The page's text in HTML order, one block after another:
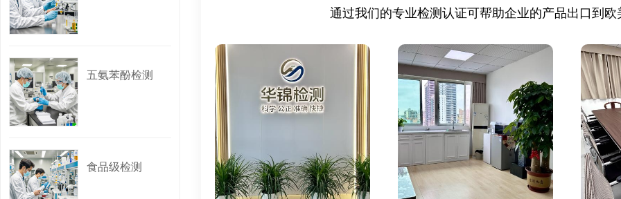
五氨苯酚检测
食品级检测
| EN71-5 | 非实验用化学玩具 | 限制化学玩具中有害物质的含
| EN71-8 | 家用活动玩具 | 测试秋千、滑梯等家用活动玩具
| EN71-9 | 有机化合物要求 | 限制玩具中邻苯二甲酸盐、甲醛
| EN71-12 | N-亚硝胺和N-亚硝基化合物 | 限制橡胶玩具
| EN71-13 | 嗅觉板游戏、味觉玩具 | 测试嗅觉和味觉玩
四、标准与法规
1. 欧盟法规：
- 玩具安全指令2009/48/EC：EN71系列标准是该指令的核心技术支撑。
通过我们的专业检测认证可帮助企业的产品出口到